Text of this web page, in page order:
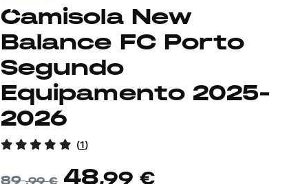
Camisola New
Balance FC Porto
Segundo
Equipamento 2025-
2026
(1)
89,99 € 48,99 €